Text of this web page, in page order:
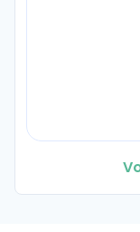
Détails